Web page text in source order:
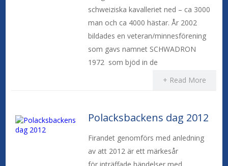
schweiziska kavalleriet ned – ca 3000
man och ca 4000 hästar. År 2002
bildades en veteran/minnesförening
som gavs namnet SCHWADRON
1972 som bjöd in de
+ Read More
Polacksbackens dag 2012
Firandet genomförs med anledning
av att 2012 är ett märkesår
för inträffade händelser med